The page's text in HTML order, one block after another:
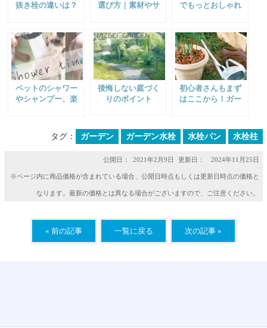
抜き栓の違いは？
するかが違う
選び方｜素材やサ
でもっとおしゃれ
ペットのシャワー
やシャンプー、楽
後悔しない庭づく
りのポイント
初心者さんもまず
はここから！ガー
タグ：
ガーデン ガーデン水栓 水栓パン 水栓柱
公開日： 2021年2月9日 更新日： 2024年11月25日
※ページ内に商品価格が含まれている場合、公開日時点もしくは更新日時点の価格と
なります。最新の価格とは異なる場合がございますので、ご注意ください。
« 前の記事 一覧に戻る 次の記事 »